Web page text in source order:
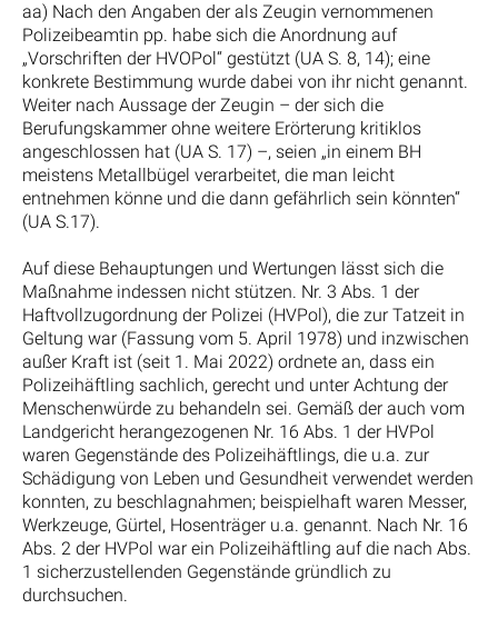
aa) Nach den Angaben der als Zeugin vernommenen
Polizeibeamtin pp. habe sich die Anordnung auf
„Vorschriften der HVOPol“ gestützt (UA S. 8, 14); eine
konkrete Bestimmung wurde dabei von ihr nicht genannt.
Weiter nach Aussage der Zeugin – der sich die
Berufungskammer ohne weitere Erörterung kritiklos
angeschlossen hat (UA S. 17) –, seien „in einem BH
meistens Metallbügel verarbeitet, die man leicht
entnehmen könne und die dann gefährlich sein könnten“
(UA S.17).
Auf diese Behauptungen und Wertungen lässt sich die
Maßnahme indessen nicht stützen. Nr. 3 Abs. 1 der
Haftvollzugordnung der Polizei (HVPol), die zur Tatzeit in
Geltung war (Fassung vom 5. April 1978) und inzwischen
außer Kraft ist (seit 1. Mai 2022) ordnete an, dass ein
Polizeihäftling sachlich, gerecht und unter Achtung der
Menschenwürde zu behandeln sei. Gemäß der auch vom
Landgericht herangezogenen Nr. 16 Abs. 1 der HVPol
waren Gegenstände des Polizeihäftlings, die u.a. zur
Schädigung von Leben und Gesundheit verwendet werden
konnten, zu beschlagnahmen; beispielhaft waren Messer,
Werkzeuge, Gürtel, Hosenträger u.a. genannt. Nach Nr. 16
Abs. 2 der HVPol war ein Polizeihäftling auf die nach Abs.
1 sicherzustellenden Gegenstände gründlich zu
durchsuchen.